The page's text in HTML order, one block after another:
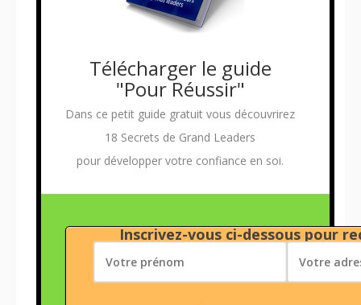
Télécharger le guide
"Pour Réussir"
Dans ce petit guide gratuit vous découvrirez
18 Secrets de Grand Leaders
pour développer votre confiance en soi.
Inscrivez-vous ci-dessous pour